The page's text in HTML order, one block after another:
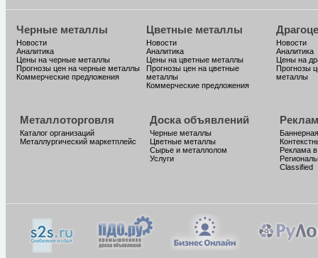
Черные металлы
Новости
Аналитика
Цены на черные металлы
Прогнозы цен на черные металлы
Коммерческие предложения
Цветные металлы
Новости
Аналитика
Цены на цветные металлы
Прогнозы цен на цветные
металлы
Коммерческие предложения
Новости
Аналитика
Цены на
Прогнозы
металлы
Металлоторговля
Каталог организаций
Металлургический маркетплейс
Доска объявлений
Черные металлы
Цветные металлы
Сырье и металлолом
Услуги
Реклама
Classified